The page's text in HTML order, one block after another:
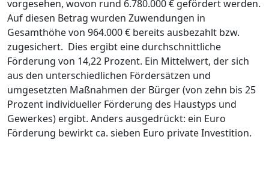
vorgesehen, wovon rund 6.780.000 € gefördert werden.
Auf diesen Betrag wurden Zuwendungen in
Gesamthöhe von 964.000 € bereits ausbezahlt bzw.
zugesichert. Dies ergibt eine durchschnittliche
Förderung von 14,22 Prozent. Ein Mittelwert, der sich
aus den unterschiedlichen Fördersätzen und
umgesetzten Maßnahmen der Bürger (von zehn bis 25
Prozent individueller Förderung des Haustyps und
Gewerkes) ergibt. Anders ausgedrückt: ein Euro
Förderung bewirkt ca. sieben Euro private Investition.